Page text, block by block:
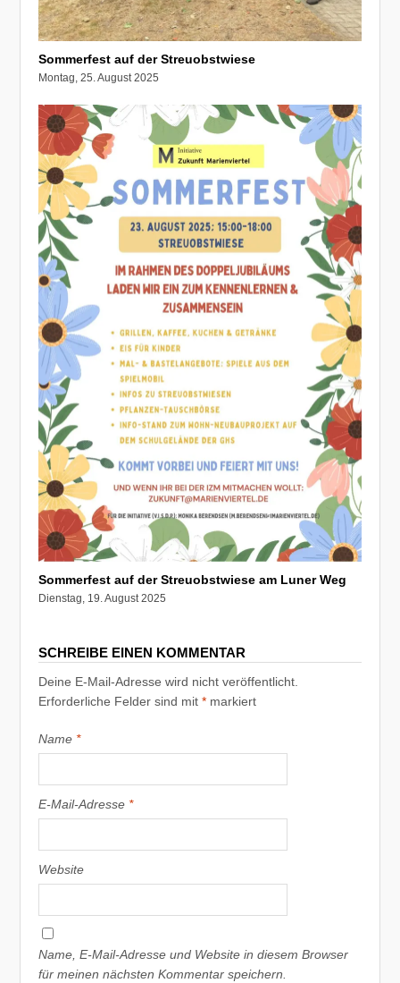
Sommerfest auf der Streuobstwiese
Montag, 25. August 2025
Sommerfest auf der Streuobstwiese am Luner Weg
Dienstag, 19. August 2025
SCHREIBE EINEN KOMMENTAR
Deine E-Mail-Adresse wird nicht veröffentlicht.
Erforderliche Felder sind mit* markiert
Name *
E-Mail-Adresse *
Website
Name, E-Mail-Adresse und Website in diesem Browser
für meinen nächsten Kommentar speichern.